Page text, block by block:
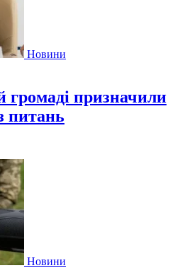
Новини
громаді призначили
питань
Новини